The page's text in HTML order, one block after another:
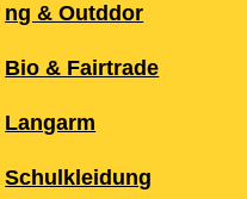
ng & Outddor
Bio & Fairtrade
Langarm
Schulkleidung